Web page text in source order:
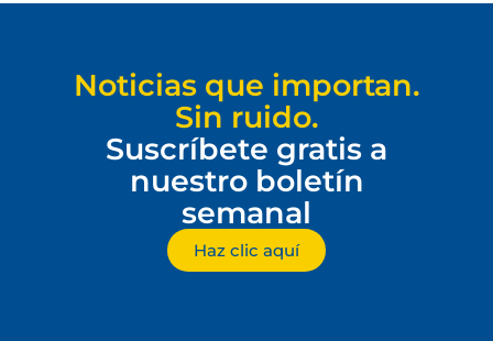
Noticias que importan.
Sin ruido.
Suscríbete gratis a
nuestro boletín
semanal
Haz clic aquí